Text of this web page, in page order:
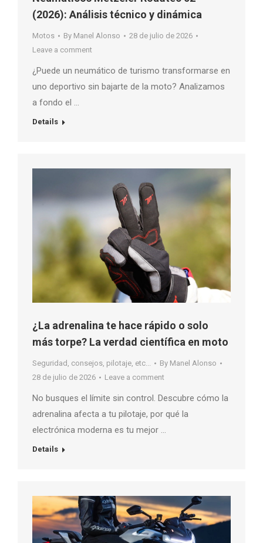
(2026): Análisis técnico y dinámica
Motos By Manel Alonso
28 de julio de 2026
Leave a comment
¿Puede un neumático de turismo transformarse en
uno deportivo sin bajarte de la moto? Analizamos
a fondo el …
Details
¿La adrenalina te hace rápido o solo
más torpe? La verdad científica en moto
Seguridad, consejos, pilotaje, etc... By Manel Alonso
28 de julio de 2026
Leave a comment
No busques el límite sin control. Descubre cómo la
adrenalina afecta a tu pilotaje, por qué la
electrónica moderna es tu mejor …
Details